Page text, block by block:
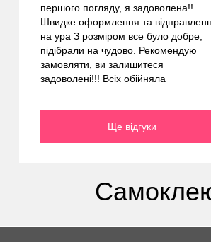
першого погляду, я задоволена!!
Швидке оформлення та
на ура З розміром все було добре,
підібрали на чудово. Рекомендую
замовляти, ви залишитеся
задоволені!!! Всіх обійняла
Ще відгуки